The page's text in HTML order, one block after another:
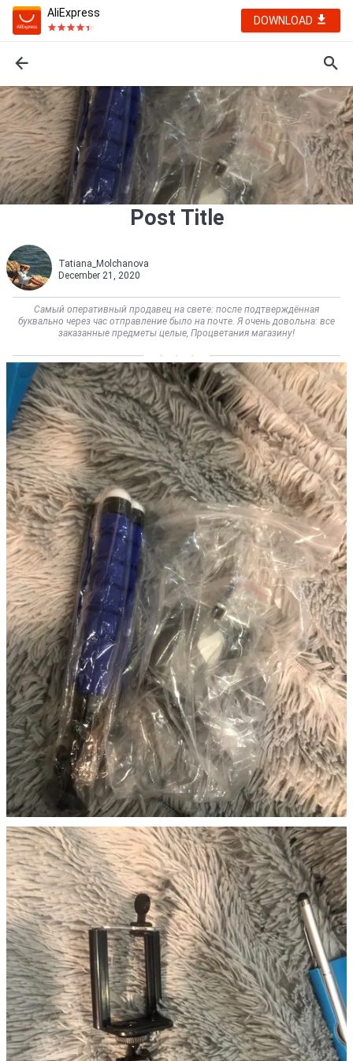
AliExpress
DOWNLOAD
Post Title
Tatiana_Molchanova
December 21, 2020
Самый оперативный продавец на свете: после подтверждённая
буквально через час отправление было на почте. Я очень довольна: все
заказанные предметы целые, Процветания магазину!